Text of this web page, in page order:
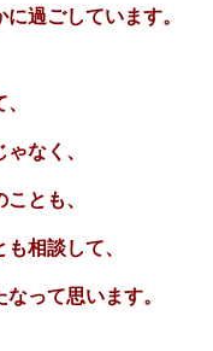
過ごしています。
なく、
とも、
相談して、
って思います。